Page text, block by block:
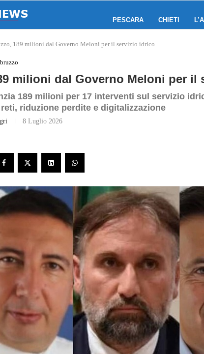
PESCARA CHIETI
189 milioni dal Governo Meloni per il servizio idrico
milioni dal Governo Meloni per il
189 milioni per 17 interventi sul servizio
riduzione perdite e digitalizzazione
8 Luglio 2026